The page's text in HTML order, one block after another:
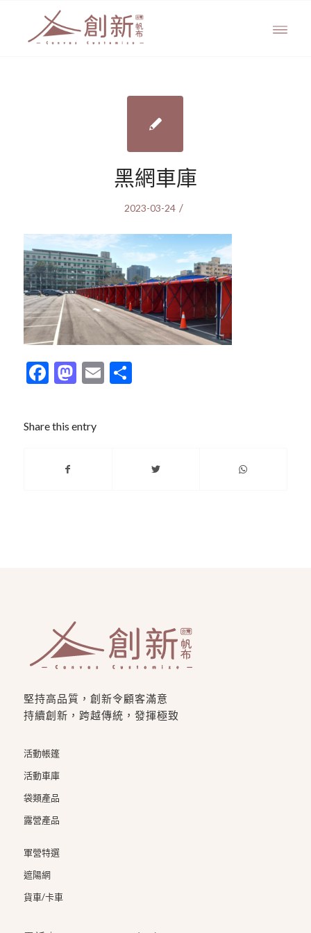
黑網車庫
2023-03-24 /
Facebook
Mastodon
Email
分
Share this entry
堅持高品質，創新令顧客滿意
持續創新，跨越傳統，發揮極致
活動帳篷
活動車庫
袋類產品
露營產品
軍營特選
遮陽網
貨車/卡車